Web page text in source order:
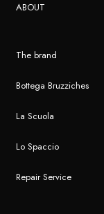
ABOUT
The brand
Bottega Bruzziches
La Scuola
Lo Spaccio
Repair Service